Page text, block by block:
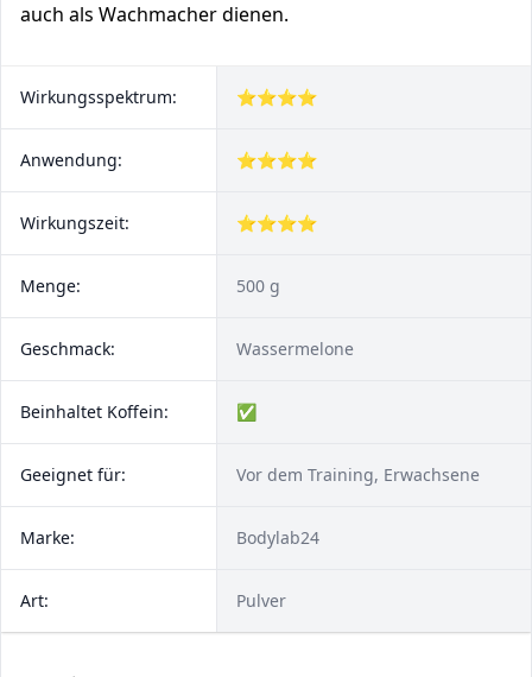
auch als Wachmacher dienen.
Wirkungsspektrum: ⭐⭐⭐⭐
Anwendung: ⭐⭐⭐⭐
Wirkungszeit: ⭐⭐⭐⭐
Menge: 500 g
Geschmack: Wassermelone
Beinhaltet Koffein: ✅
Geeignet für: Vor dem Training, Erwachsene
Marke: Bodylab24
Art: Pulver